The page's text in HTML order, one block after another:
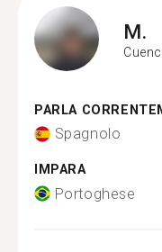
M.
PARLA
Spagnolo
IMPARA
Portoghese